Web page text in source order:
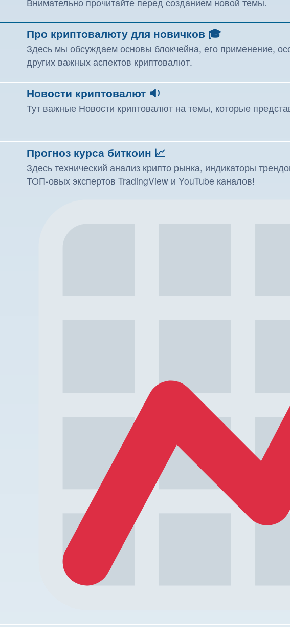
Про криптовалюту для новичков 🎓
Здесь мы обсуждаем основы блокчейна, его применение,
других важных аспектов криптовалют.
Новости криптовалют 🔉
Тут важные Новости криптовалют на темы, которые
Прогноз курса биткоин 📈
Здесь технический анализ крипто рынка, индикаторы
ТОП-овых экспертов TradingView и YouTube каналов!